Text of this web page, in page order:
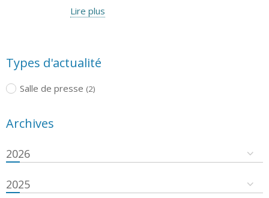
Lire plus
Types d'actualité
Salle de presse (2)
Archives
2026
2025